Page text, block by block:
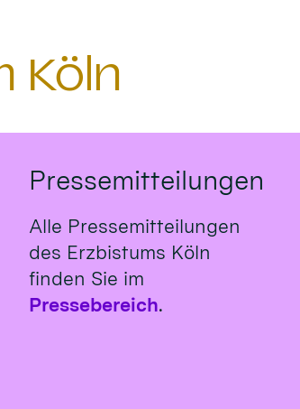
Köln
Pressemitteilungen
Alle Pressemitteilungen
des Erzbistums Köln
finden Sie im
Pressebereich.